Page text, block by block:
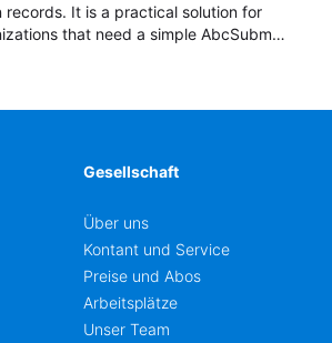
It is a practical solution for
that need a simple AbcSubmit
Gesellschaft
Über uns
Kontant und Service
Preise und Abos
Arbeitsplätze
Unser Team